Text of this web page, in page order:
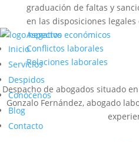
Inicio
Servicios
Despidos
Conócenos
Blog
Contacto
graduación de faltas y
en las disposiciones legales
Aspectos económicos
Conflictos laborales
Relaciones laborales
Despacho de abogados situado
Gonzalo Fernández, abogado